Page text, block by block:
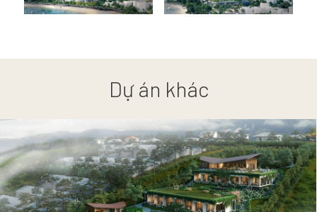
Dự án khác